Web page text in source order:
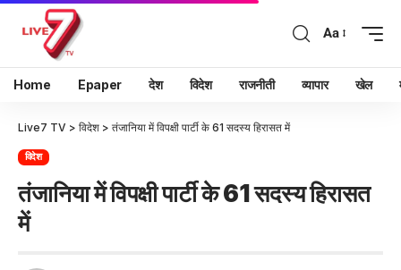
Aa
Home Epaper देश विदेश राजनीती व्यापार खेल
Live7 TV > विदेश > तंजानिया में विपक्षी पार्टी के 61 सदस्य हिरासत में
विदेश
तंजानिया में विपक्षी पार्टी के 61 सदस्य हिरासत
में